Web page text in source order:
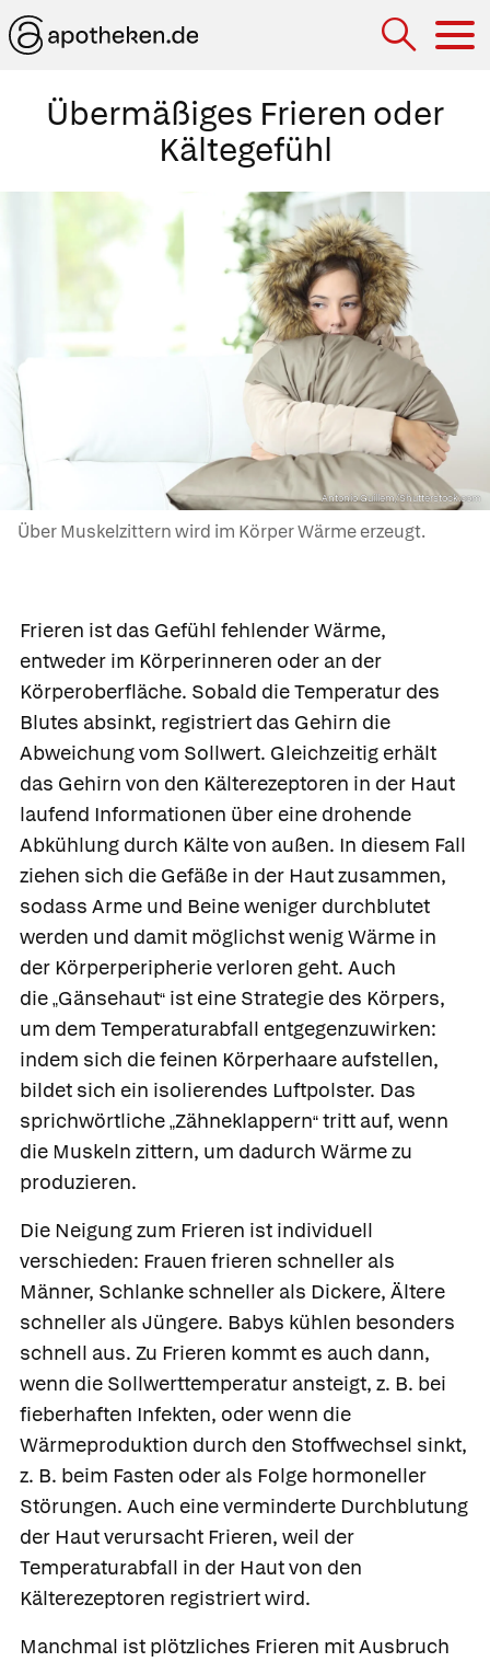
Übermäßiges Frieren oder
Kältegefühl
Antonio Guillem/Shutterstock.com
Über Muskelzittern wird im Körper Wärme erzeugt.
Frieren ist das Gefühl fehlender Wärme,
entweder im Körperinneren oder an der
Körperoberfläche. Sobald die Temperatur des
Blutes absinkt, registriert das Gehirn die
Abweichung vom Sollwert. Gleichzeitig erhält
das Gehirn von den Kälterezeptoren in der Haut
laufend Informationen über eine drohende
Abkühlung durch Kälte von außen. In diesem Fall
ziehen sich die Gefäße in der Haut zusammen,
sodass Arme und Beine weniger durchblutet
werden und damit möglichst wenig Wärme in
der Körperperipherie verloren geht. Auch
die „Gänsehaut“ ist eine Strategie des Körpers,
um dem Temperaturabfall entgegenzuwirken:
indem sich die feinen Körperhaare aufstellen,
bildet sich ein isolierendes Luftpolster. Das
sprichwörtliche „Zähneklappern“ tritt auf, wenn
die Muskeln zittern, um dadurch Wärme zu
produzieren.
Die Neigung zum Frieren ist individuell
verschieden: Frauen frieren schneller als
Männer, Schlanke schneller als Dickere, Ältere
schneller als Jüngere. Babys kühlen besonders
schnell aus. Zu Frieren kommt es auch dann,
wenn die Sollwerttemperatur ansteigt, z. B. bei
fieberhaften Infekten, oder wenn die
Wärmeproduktion durch den Stoffwechsel sinkt,
z. B. beim Fasten oder als Folge hormoneller
Störungen. Auch eine verminderte Durchblutung
der Haut verursacht Frieren, weil der
Temperaturabfall in der Haut von den
Kälterezeptoren registriert wird.
Manchmal ist plötzliches Frieren mit Ausbruch